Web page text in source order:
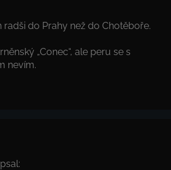
radši do Prahy než do Chotěboře.
„Conec“, ale peru se s
nevím.